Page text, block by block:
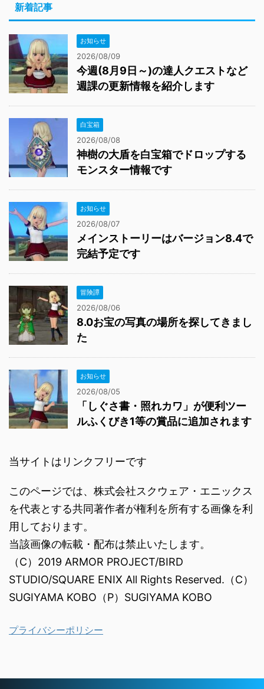
新着記事
お知らせ
2026/08/09
今週(8月9日～)の達人クエストなど
週課の更新情報を紹介します
白宝箱
2026/08/08
神樹の大盾を白宝箱でドロップする
モンスター情報です
お知らせ
2026/08/07
メインストーリーはバージョン8.4で
完結予定です
冒険譚
2026/08/06
8.0お宝の写真の場所を探してきまし
た
お知らせ
2026/08/05
「しぐさ書・照れカワ」が便利ツー
ルふくびき1等の賞品に追加されます
当サイトはリンクフリーです
このページでは、株式会社スクウェア・エニックス
を代表とする共同著作者が権利を所有する画像を利
用しております。
当該画像の転載・配布は禁止いたします。
（C）2019 ARMOR PROJECT/BIRD
STUDIO/SQUARE ENIX All Rights Reserved.（C）
SUGIYAMA KOBO（P）SUGIYAMA KOBO
プライバシーポリシー